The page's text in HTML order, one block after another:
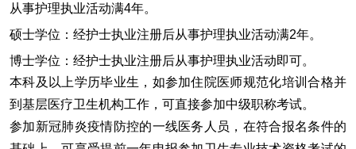
从事护理执业活动满4年。
硕士学位 ： 经护士执业注册后从事护理执业活动满2年。
博士学位 ： 经护士执业注册后从事护理执业活动即可。
本科及以上学历毕业生，如参加住院医师规范化培训合格并
到基层医疗卫生机构工作，可直接参加中级职称考试。
参加新冠肺炎疫情防控的一线医务人员，在符合报名条件的